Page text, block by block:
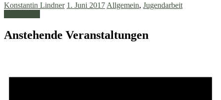
Konstantin Lindner 1. Juni 2017 Allgemein, Jugendarbeit
Anstehende Veranstaltungen